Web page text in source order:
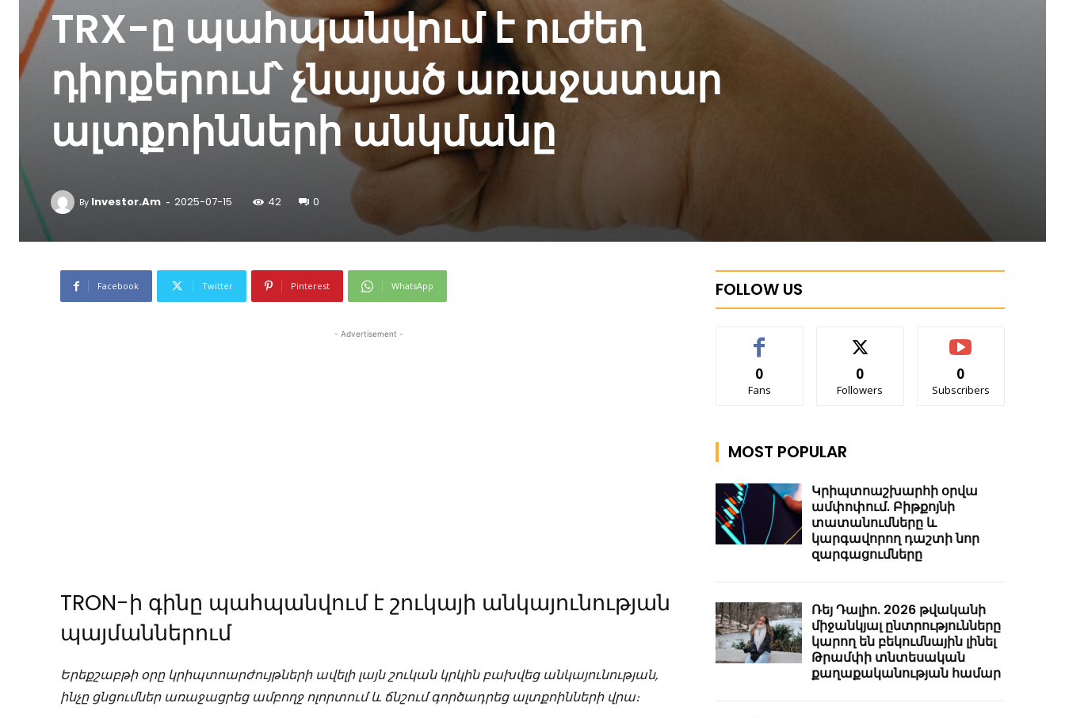
TRX-ը պահպանվում է ուժեղ
դիրքերում՝ չնայած առաջատար
ալտքոինների անկմանը
By Investor.am - 2025-07-15 42 0
Facebook Twitter Pinterest WhatsApp
- Advertisement -
TRON-ի գինը պահպանվում է շուկայի անկայունության
պայմաններում
Երեքշաբթի օրը կրիպտոարժույթների ավելի լայն շուկան կրկին բախվեց անկայունության,
ինչը ցնցումներ առաջացրեց ամբողջ ոլորտում և ճնշում գործադրեց ալտքոինների վրա։
FOLLOW US
0
Fans
0
Followers
0
Subscribers
MOST POPULAR
Կրիպտոաշխարհի օրվա
ամփոփում. Բիթքոյնի
տատանումները և
կարգավորող դաշտի նոր
զարգացումները
Ռեյ Դալիո. 2026 թվականի
միջանկյալ ընտրությունները
կարող են բեկումնային լինել
Թրամփի տնտեսական
քաղաքականության համար